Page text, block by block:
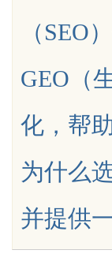
uz
（SEO
GEO（
化，帮
为什么
并提供